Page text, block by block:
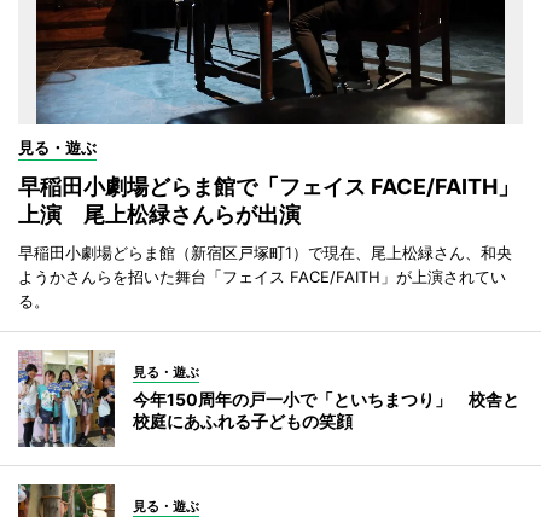
見る・遊ぶ
早稲田小劇場どらま館で「フェイス FACE/FAITH」
上演 尾上松緑さんらが出演
早稲田小劇場どらま館（新宿区戸塚町1）で現在、尾上松緑さん、和央
ようかさんらを招いた舞台「フェイス FACE/FAITH」が上演されてい
る。
見る・遊ぶ
今年150周年の戸一小で「といちまつり」 校舎と
校庭にあふれる子どもの笑顔
見る・遊ぶ